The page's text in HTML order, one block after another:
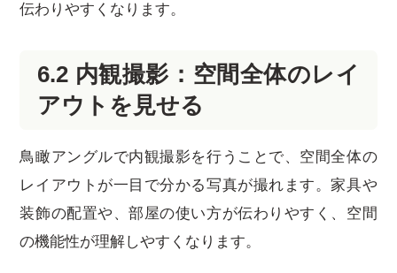
伝わりやすくなります。
6.2 内観撮影：空間全体のレイ
アウトを見せる
鳥瞰アングルで内観撮影を行うことで、空間全体の
レイアウトが一目で分かる写真が撮れます。家具や
装飾の配置や、部屋の使い方が伝わりやすく、空間
の機能性が理解しやすくなります。